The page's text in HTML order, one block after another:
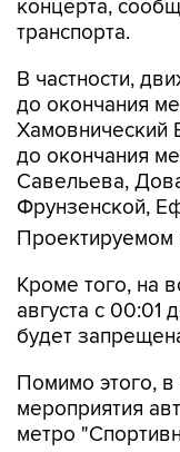
В частности,
Хамовнический
до окончания
Савельева,
Фрунзенской,
Кроме того, на
будет
Помимо этого, в
метро
Согласно